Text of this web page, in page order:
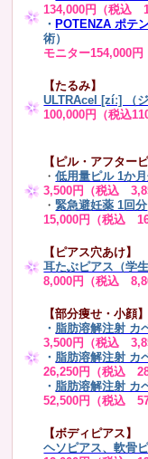
134,000円（税込
・ POTENZA ポテ
術）
モニター154,000
【たるみ】
ULTRAcel [zíː] （
100,000円（税込
【ピル・アフター
・低用量ピル 1か
3,500円（税込
・緊急避妊薬 1回分
15,000円（税込
【ピアス穴あけ】
耳たぶピアス（学
8,000円（税込
【部分痩せ・小顔】
・ 脂肪溶解注射 カ
3,500円（税込
・ 脂肪溶解注射 カ
26,250円（税込
・ 脂肪溶解注射 カ
52,500円（税込
【ボディピアス】
ヘソピアス、軟骨